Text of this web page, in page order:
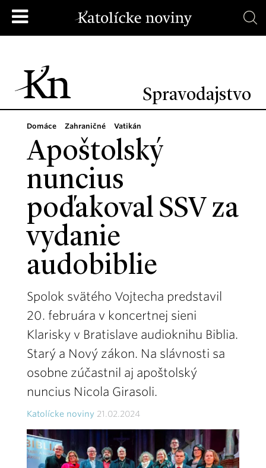
Spravodajstvo
Domáce Zahraničné Vatikán
Apoštolský
nuncius
poďakoval SSV za
vydanie
audobiblie
Spolok svätého Vojtecha predstavil
20. februára v koncertnej sieni
Klarisky v Bratislave audioknihu Biblia.
Starý a Nový zákon. Na slávnosti sa
osobne zúčastnil aj apoštolský
nuncius Nicola Girasoli.
Katolícke noviny 21.02.2024